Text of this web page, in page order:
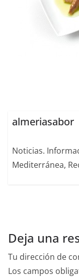
almeriasabor
Noticias.
Mediterránea,
Deja una
Tu dirección de
Los campos